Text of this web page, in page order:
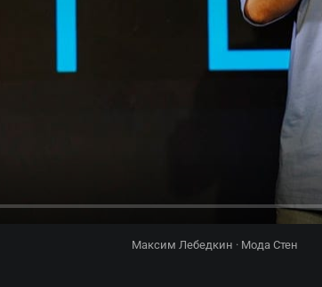
Максим Лебедкин · Мода Стен